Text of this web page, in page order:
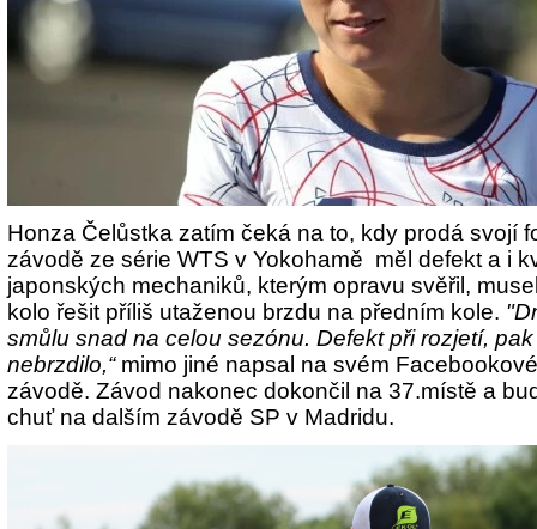
Honza Čelůstka zatím čeká na to, kdy prodá svojí
závodě ze série WTS v Yokohamě měl defekt a i
japonských mechaniků, kterým opravu svěřil,
kolo řešit příliš utaženou brzdu na předním kole.
smůlu snad na celou sezónu. Defekt při rozjetí,
nebrzdilo,“mimo jiné napsal na svém
závodě. Závod nakonec dokončil na 37.místě a
chuť na dalším závodě SP v Madridu.